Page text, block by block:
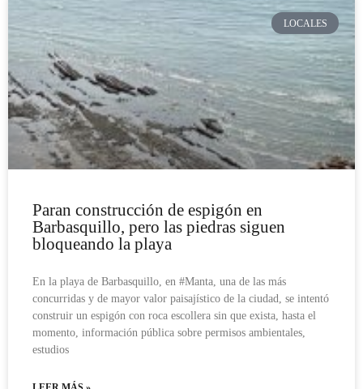
LOCALES
Paran construcción de espigón en
Barbasquillo, pero las piedras siguen
bloqueando la playa
En la playa de Barbasquillo, en #Manta, una de las más
concurridas y de mayor valor paisajístico de la ciudad, se intentó
construir un espigón con roca escollera sin que exista, hasta el
momento, información pública sobre permisos ambientales,
estudios